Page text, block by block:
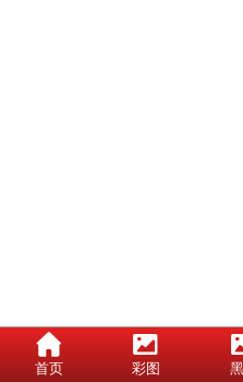
首页 彩图